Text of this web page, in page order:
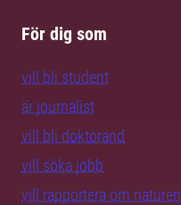
För dig som
vill bli student
är journalist
vill bli doktorand
vill söka jobb
vill rapportera om naturen